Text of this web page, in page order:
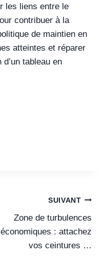
les liens entre le
contribuer à la
de maintien en
atteintes et réparer
tableau en
SUIVANT
Zone de turbulences
économiques : attachez
vos ceintures …